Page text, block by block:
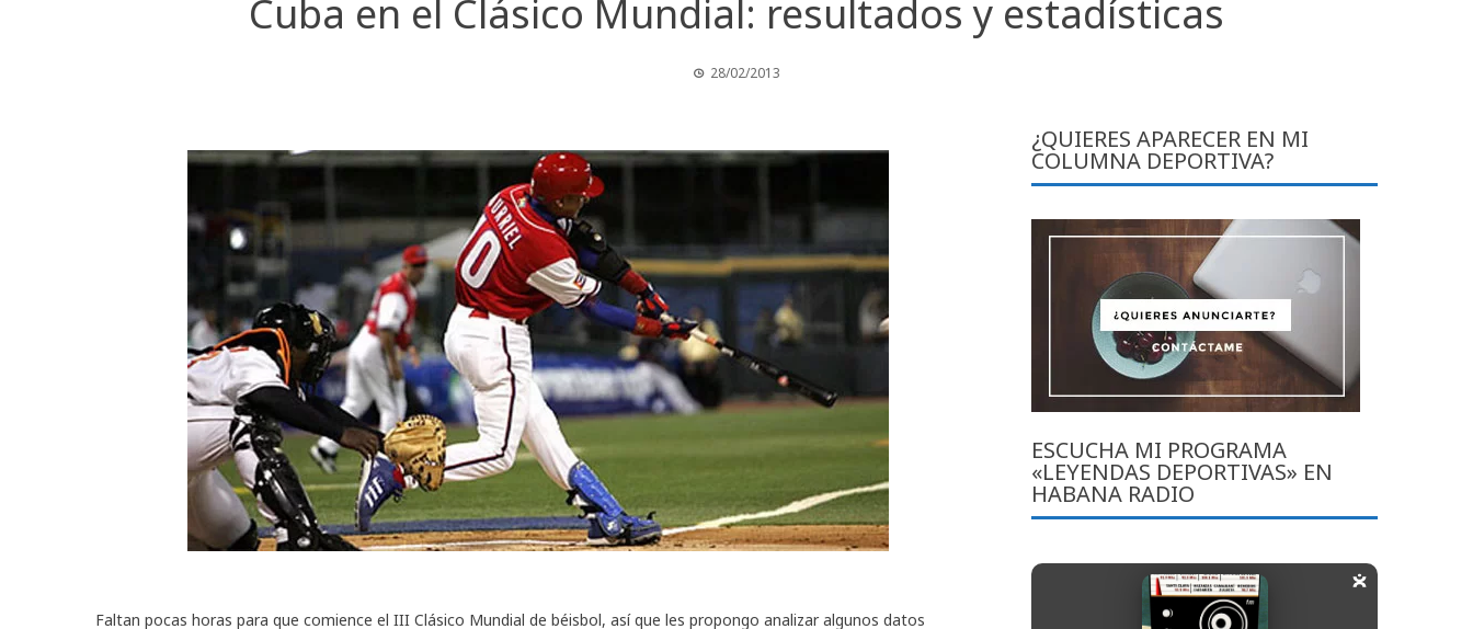
Cuba en el Clásico Mundial: resultados y estadísticas
28/02/2013
Faltan pocas horas para que comience el III Clásico Mundial de béisbol, así que les propongo analizar algunos datos
¿QUIERES APARECER EN MI
COLUMNA DEPORTIVA?
ESCUCHA MI PROGRAMA
«LEYENDAS DEPORTIVAS» EN
HABANA RADIO